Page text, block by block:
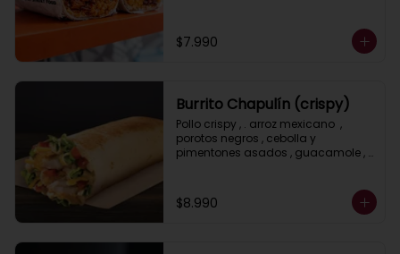
$7.990
Burrito Chapulín (crispy)
Pollo crispy , . arroz mexicano  ,
porotos negros , cebolla y
pimentones asados , guacamole ,
$8.990